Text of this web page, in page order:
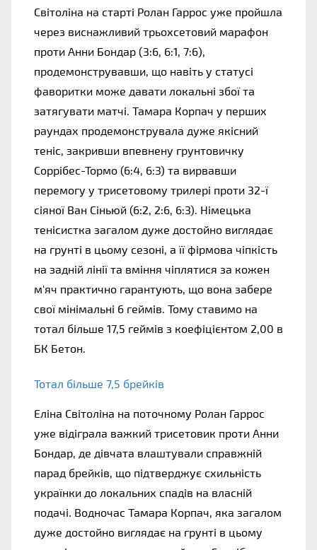
Світоліна на старті Ролан Гаррос уже пройшла
через виснажливий трьохсетовий марафон
проти Анни Бондар (3:6, 6:1, 7:6),
продемонструвавши, що навіть у статусі
фаворитки може давати локальні збої та
затягувати матчі. Тамара Корпач у перших
раундах продемонструвала дуже якісний
теніс, закривши впевнену грунтовичку
Соррібес-Тормо (6:4, 6:3) та вирвавши
перемогу у трисетовому трилері проти 32-ї
сіяної Ван Сіньюй (6:2, 2:6, 6:3). Німецька
тенісистка загалом дуже достойно виглядає
на грунті в цьому сезоні, а її фірмова чіпкість
на задній лінії та вміння чіплятися за кожен
м'яч практично гарантують, що вона забере
свої мінімальні 6 геймів. Тому ставимо на
тотал більше 17,5 геймів з коефіцієнтом 2,00 в
БК Бетон.
Тотал більше 7,5 брейків
Еліна Світоліна на поточному Ролан Гаррос
уже відіграла важкий трисетовик проти Анни
Бондар, де дівчата влаштували справжній
парад брейків, що підтверджує схильність
українки до локальних спадів на власній
подачі. Водночас Тамара Корпач, яка загалом
дуже достойно виглядає на грунті в цьому